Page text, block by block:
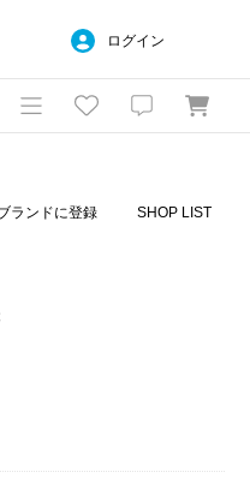
ログイン
ランドに登録 SHOP LIST